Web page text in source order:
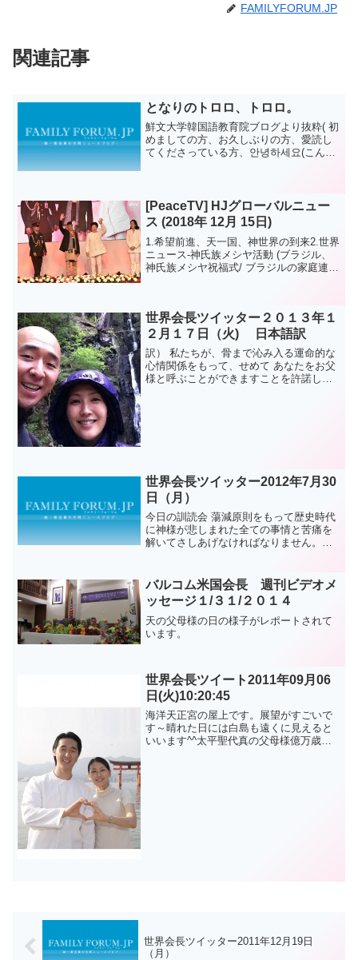
FAMILYFORUM.JP
関連記事
となりのトロロ、トロロ。
鮮文大学韓国語教育院ブログより抜粋( 初
めましての方、お久しぶりの方、愛読し
てくださっている方、안녕하세요(こんに
[PeaceTV] HJグローバルニュー
ス (2018年 12月 15日)
1.希望前進、天一国、神世界の到来2.世界
ニュース-神氏族メシヤ活動 (ブラジル、
神氏族メシヤ祝福式/ ブラジルの家庭連合
世界会長ツイッター２０１３年１
２月１７日（火) 日本語訳
訳） 私たちが、骨まで沁み入る運命的な
心情関係をもって、せめて あなたをお父
様と呼ぶことができますことを許諾して
世界会長ツイッター2012年7月30
日（月）
今日の訓読会 蕩減原則をもって歴史時代
に神様が悲しまれた全ての事情と苦痛を
解いてさしあげなければなりません。そ
いては不孝以上の孝誠（親に仕える真
心）を全てする事が出来...
バルコム米国会長 週刊ビデオメ
ッセージ１/３１/２０１４
天の父母様の日の様子がレポートされて
います。
世界会長ツイート2011年09月06
日(火)10:20:45
海洋天正宮の屋上です。展望がすごいで
す～晴れた日には白島も遠くに見えると
いいます^^太平聖代真の父母様億万歳～
世界会長ツイッター2011年12月19日
（月）